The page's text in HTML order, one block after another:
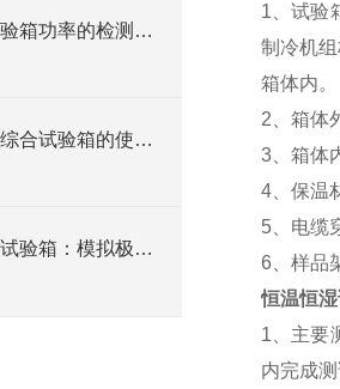
阐述恒温恒湿试验箱功率的检测方法
温度湿度振动三综合试验箱的使用规则与维护指南
高低温环境老化试验箱：模拟极限环境的测试利器
1、试验
制冷机
箱体内。
2、箱体
3、箱体
4、保温
5、电缆
6、样品
恒温恒
1、主要
内完成